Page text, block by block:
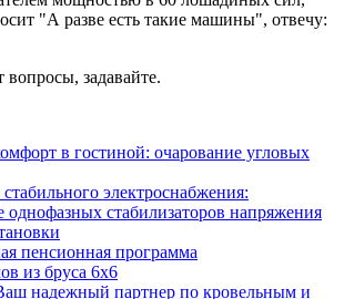
"А разве есть такие машины", отвечу:
задавайте.
в гостиной: очарование угловых
электроснабжения:
однофазных стабилизаторов напряжения
пенсионная программа
из бруса 6х6
надежный партнер по кровельным и